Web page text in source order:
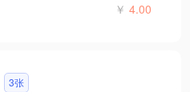
￥ 4.00
3张